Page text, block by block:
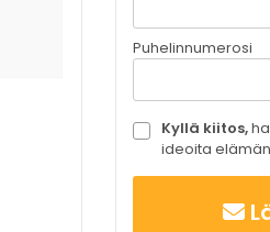
Puhelinnumerosi
Kyllä kiitos,
ideoita